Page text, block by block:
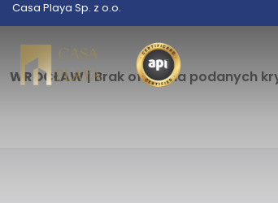
Casa Playa Sp. z o.o.
WROCŁAW| Brak ofert dla podanych